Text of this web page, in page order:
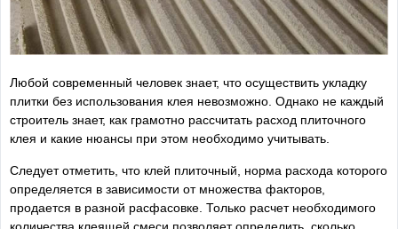
Любой современный человек знает, что осуществить укладку
плитки без использования клея невозможно. Однако не каждый
строитель знает, как грамотно рассчитать расход плиточного
клея и какие нюансы при этом необходимо учитывать.
Следует отметить, что клей плиточный, норма расхода которого
определяется в зависимости от множества факторов,
продается в разной расфасовке. Только расчет необходимого
количества клеящей смеси позволяет определить, сколько